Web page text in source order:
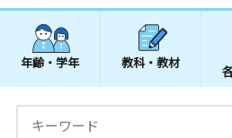
年齢・学年 教科・教材